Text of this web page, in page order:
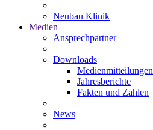
Neubau Klinik
Medien
Ansprechpartner
Downloads
Medienmitteilungen
Jahresberichte
Fakten und Zahlen
News